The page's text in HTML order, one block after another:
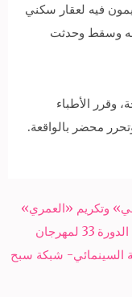
فيه لعقار سكني
وسقط وحدثت
وقرر الأطباء
محضر بالواقعة.
وتكريم «العمري»
في افتتاح الدورة 33 لمهرجان
السينمائي- شبكة سبح